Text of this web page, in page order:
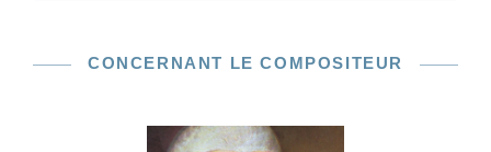
CONCERNANT LE COMPOSITEUR